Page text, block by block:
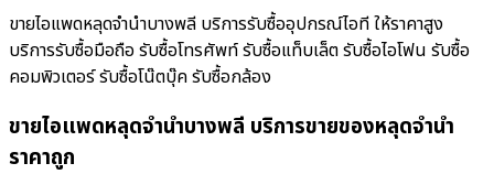
ขายไอแพดหลุดจำนำบางพลี บริการรับซื้ออุปกรณ์ไอที ให้ราคาสูง
บริการรับซื้อมือถือ รับซื้อโทรศัพท์ รับซื้อแท็บเล็ต รับซื้อไอโฟน รับซื้อ
คอมพิวเตอร์ รับซื้อโน๊ตบุ๊ค รับซื้อกล้อง
ขายไอแพดหลุดจำนำบางพลี บริการขายของหลุดจำนำ
ราคาถูก